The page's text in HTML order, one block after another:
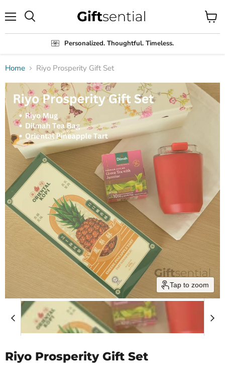
Personalized. Thoughtful. Timeless.
View
cart
Home Riyo Prosperity Gift Set
Tap to zoom
Riyo Prosperity Gift Set